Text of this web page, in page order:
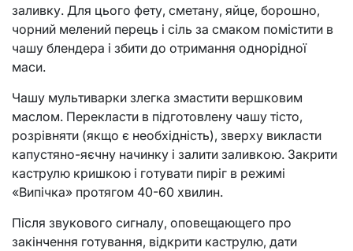
заливку. Для цього фету, сметану, яйце, борошно,
чорний мелений перець і сіль за смаком помістити в
чашу блендера і збити до отримання однорідної
маси.
Чашу мультиварки злегка змастити вершковим
маслом. Перекласти в підготовлену чашу тісто,
розрівняти (якщо є необхідність), зверху викласти
капустяно-яєчну начинку і залити заливкою. Закрити
каструлю кришкою і готувати пиріг в режимі
«Випічка» протягом 40-60 хвилин.
Після звукового сигналу, оповещающего про
закінчення готування, відкрити каструлю, дати